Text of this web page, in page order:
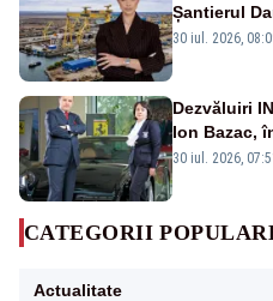
Șantierul
scufundă
30 iul. 2026,
Dezvăluiri
Ion Bazac,
publice
30 iul. 2026,
CATEGORII
Actualitate